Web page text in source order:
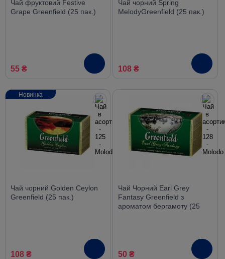
Чай фруктовий Festive
Grape Greenfield (25 пак.)
55 ₴
Чай чорний Spring
MelodyGreenfield (25 пак.)
108 ₴
Чай чорний Golden Ceylon
Greenfield (25 пак.)
108 ₴
Новинка
Чай Чорний Earl Grey
Fantasy Greenfield з
ароматом бергамоту (25
50 ₴